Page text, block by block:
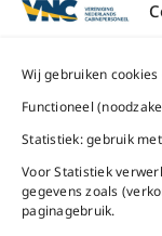
Wij gebruiken
Functioneel
Statistiek: gebruik
Voor Statistiek
gegevens zoals
paginagebruik.
1117 CL
Bel ons
Mail ons